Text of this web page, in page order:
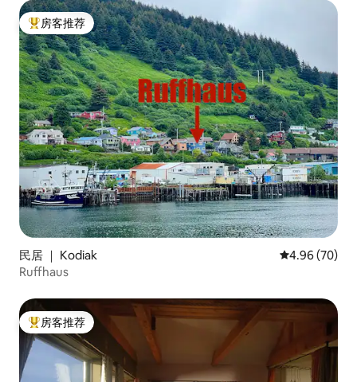
热门「房客推荐」
房客推荐
民居 ｜ Kodiak 平均评分 4.96
4.96 (70)
Ruffhaus
热门「房客推荐」
房客推荐